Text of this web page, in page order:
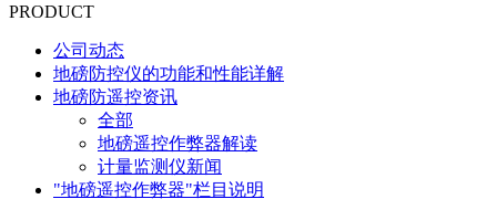
PRODUCT
公司动态
地磅防控仪的功能和性能详解
地磅防遥控资讯
全部
地磅遥控作弊器解读
计量监测仪新闻
"地磅遥控作弊器"栏目说明